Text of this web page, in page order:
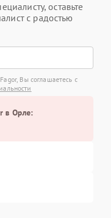
оставьте
с радостью
Вы соглашаетесь с
в Орле: